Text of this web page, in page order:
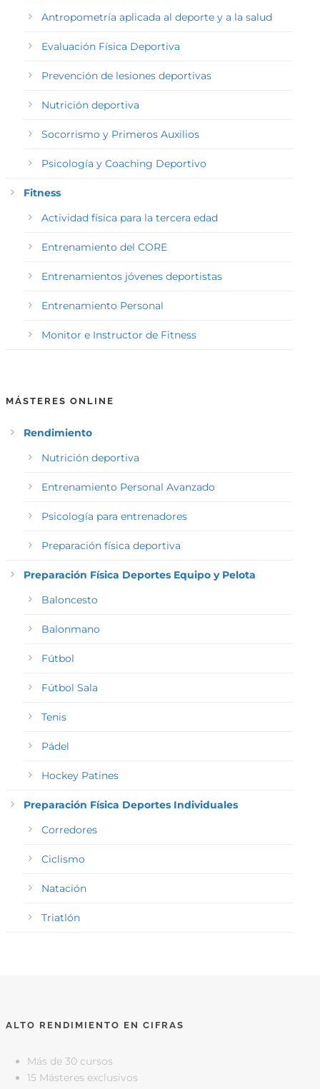
Antropometría aplicada al deporte y a la salud
Evaluación Física Deportiva
Prevención de lesiones deportivas
Nutrición deportiva
Socorrismo y Primeros Auxilios
Psicología y Coaching Deportivo
Fitness
Actividad física para la tercera edad
Entrenamiento del CORE
Entrenamientos jóvenes deportistas
Entrenamiento Personal
Monitor e Instructor de Fitness
MÁSTERES ONLINE
Rendimiento
Nutrición deportiva
Entrenamiento Personal Avanzado
Psicología para entrenadores
Preparación física deportiva
Preparación Física Deportes Equipo y Pelota
Baloncesto
Balonmano
Fútbol
Fútbol Sala
Tenis
Pádel
Hockey Patines
Preparación Física Deportes Individuales
Corredores
Ciclismo
Natación
Triatlón
ALTO RENDIMIENTO EN CIFRAS
Más de 30 cursos
15 Másteres exclusivos